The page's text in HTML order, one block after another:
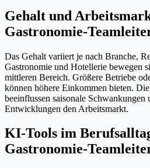
Gehalt und
Gastronomie-
Das Gehalt variiert je nach Branche,
Gastronomie und Hotellerie bewegen
mittleren Bereich. Größere Betriebe
können höhere Einkommen bieten.
beeinflussen saisonale
Entwicklungen den Arbeitsmarkt.
KI-Tools im
Gastronomie-